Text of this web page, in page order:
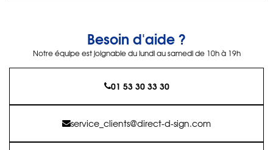
Besoin d'aide ?
Notre équipe est joignable du lundi au samedi de 10h à 19h
01 53 30 33 30
service_clients@direct-d-sign.com